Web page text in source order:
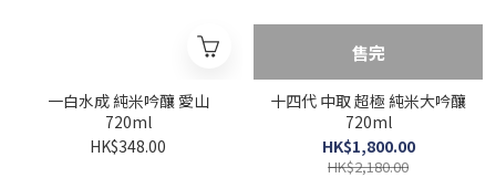
一白水成 純米吟釀 愛山
720ml
HK$348.00
售完
十四代 中取 超極 純米大吟釀
720ml
HK$1,800.00
HK$2,180.00